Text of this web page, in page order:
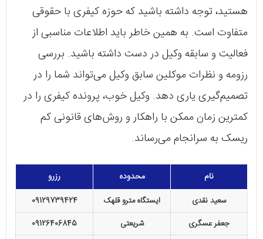
هستید، توجه داشته باشید که حوزه کیفری با حقوقی
متفاوت است. به همین خاطر باید اطلاعات مناسبی از
فعالیت و سابقه وکیل در دست داشته باشید. بررسی
رزومه و نظرات موکلین سابق وکیل می‌تواند شما را در
تصمیم‌گیری یاری دهد. وکیل خوب، پرونده کیفری را در
کمترین زمان ممکن با راهکار و روش‌های قانونی کم
ریسک به سرانجام می‌رساند.
نام محدوده رزرو
سعید نقدی ایستگاه مترو قلهک
09129739424
جعفر عسگری
شریعتی
09126406845